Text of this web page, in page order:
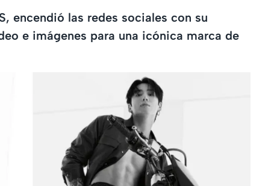
encendió las redes sociales con su
e imágenes para una icónica marca de